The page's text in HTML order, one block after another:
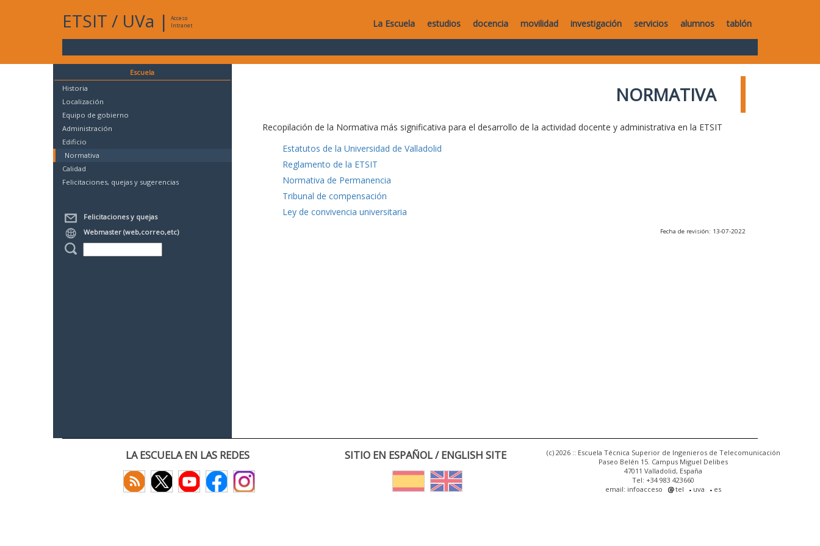
ETSIT / UVa |
Acceso
Intranet
La Escuela estudios docencia movilidad investigación servicios alumnos tablón
Escuela
Historia
Localización
Equipo de gobierno
Administración
Edificio
Normativa
Calidad
Felicitaciones, quejas y sugerencias
Felicitaciones y quejas
Webmaster (web,correo,etc)
NORMATIVA
Recopilación de la Normativa más significativa para el desarrollo de la actividad docente y administrativa en la ETSIT
Estatutos de la Universidad de Valladolid
Reglamento de la ETSIT
Normativa de Permanencia
Tribunal de compensación
Ley de convivencia universitaria
Fecha de revisión: 13-07-2022
LA ESCUELA EN LAS REDES SITIO EN ESPAÑOL / ENGLISH SITE
(c) 2026 :: Escuela Técnica Superior de Ingenieros de Telecomunicación
Paseo Belén 15. Campus Miguel Delibes
47011 Valladolid, España
Tel: +34 983 423660
email: infoacceso
tel uva es